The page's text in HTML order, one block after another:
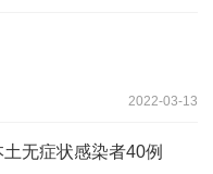
2022-03-13
无症状感染者40例